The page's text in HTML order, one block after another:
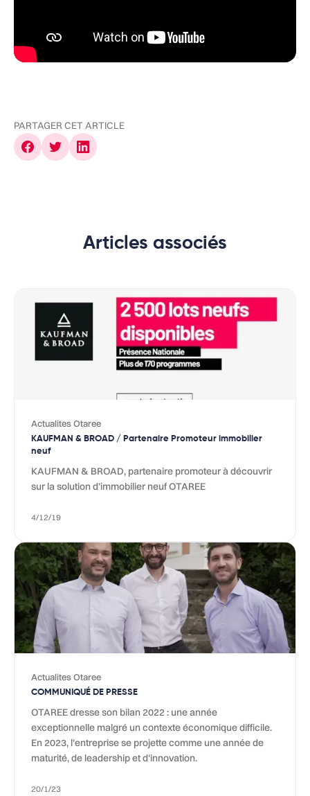
PARTAGER CET ARTICLE
Articles associés
Actualites Otaree
KAUFMAN & BROAD / Partenaire Promoteur immobilier
neuf
KAUFMAN & BROAD, partenaire promoteur à découvrir
sur la solution d’immobilier neuf OTAREE
4/12/19
Actualites Otaree
COMMUNIQUÉ DE PRESSE
OTAREE dresse son bilan 2022 : une année
exceptionnelle malgré un contexte économique difficile.
En 2023, l'entreprise se projette comme une année de
maturité, de leadership et d'innovation.
20/1/23